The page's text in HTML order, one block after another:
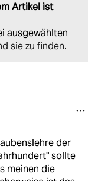
Artikel ist
ausgewählten
sie zu finden.
der
sollte
meinen die